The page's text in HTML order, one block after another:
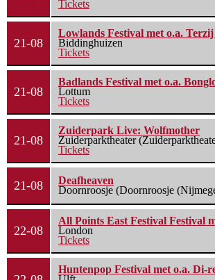
Tickets
21-08
Lowlands Festival met o.a.
Biddinghuizen
Tickets
21-08
Badlands Festival met o.a.
Lottum
Tickets
21-08
Zuiderpark Live: Wolfmother
Zuiderparktheater
Tickets
21-08
Deafheaven
Doornroosje (Doornroosje
22-08
All Points East Festival Festival
London
Tickets
Huntenpop Festival met o.a. Di-